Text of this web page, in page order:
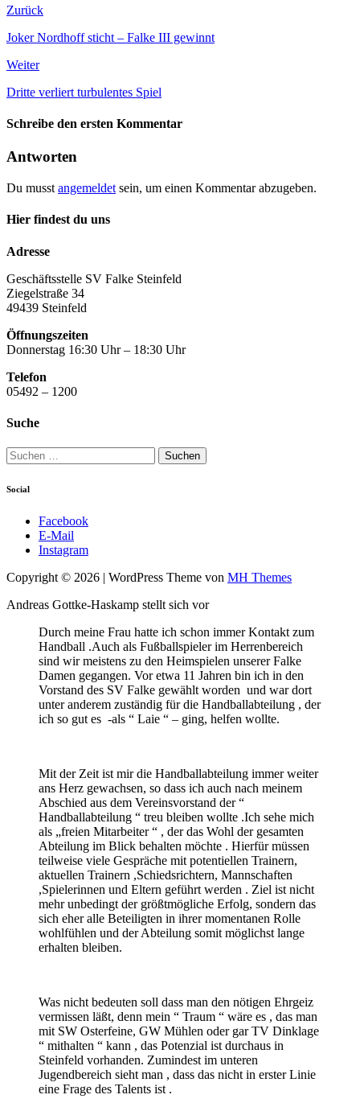
Zurück
Joker Nordhoff sticht – Falke III gewinnt
Weiter
Dritte verliert turbulentes Spiel
Schreibe den ersten Kommentar
Antworten
Du musst angemeldet sein, um einen Kommentar abzugeben.
Hier findest du uns
Adresse
Geschäftsstelle SV Falke Steinfeld
Ziegelstraße 34
49439 Steinfeld
Öffnungszeiten
Donnerstag 16:30 Uhr – 18:30 Uhr
Telefon
05492 – 1200
Suche
Suchen
nach:
Social
Facebook
E-Mail
Instagram
Copyright © 2026 | WordPress Theme von MH Themes
Andreas Gottke-Haskamp stellt sich vor
Durch meine Frau hatte ich schon immer Kontakt zum
Handball .Auch als Fußballspieler im Herrenbereich
sind wir meistens zu den Heimspielen unserer Falke
Damen gegangen. Vor etwa 11 Jahren bin ich in den
Vorstand des SV Falke gewählt worden und war dort
unter anderem zuständig für die Handballabteilung , der
ich so gut es -als “ Laie “ – ging, helfen wollte.
Mit der Zeit ist mir die Handballabteilung immer weiter
ans Herz gewachsen, so dass ich auch nach meinem
Abschied aus dem Vereinsvorstand der “
Handballabteilung “ treu bleiben wollte .Ich sehe mich
als „freien Mitarbeiter “ , der das Wohl der gesamten
Abteilung im Blick behalten möchte . Hierfür müssen
teilweise viele Gespräche mit potentiellen Trainern,
aktuellen Trainern ,Schiedsrichtern, Mannschaften
,Spielerinnen und Eltern geführt werden . Ziel ist nicht
mehr unbedingt der größtmögliche Erfolg, sondern das
sich eher alle Beteiligten in ihrer momentanen Rolle
wohlfühlen und der Abteilung somit möglichst lange
erhalten bleiben.
Was nicht bedeuten soll dass man den nötigen Ehrgeiz
vermissen läßt, denn mein “ Traum “ wäre es , das man
mit SW Osterfeine, GW Mühlen oder gar TV Dinklage
“ mithalten “ kann , das Potenzial ist durchaus in
Steinfeld vorhanden. Zumindest im unteren
Jugendbereich sieht man , dass das nicht in erster Linie
eine Frage des Talents ist .